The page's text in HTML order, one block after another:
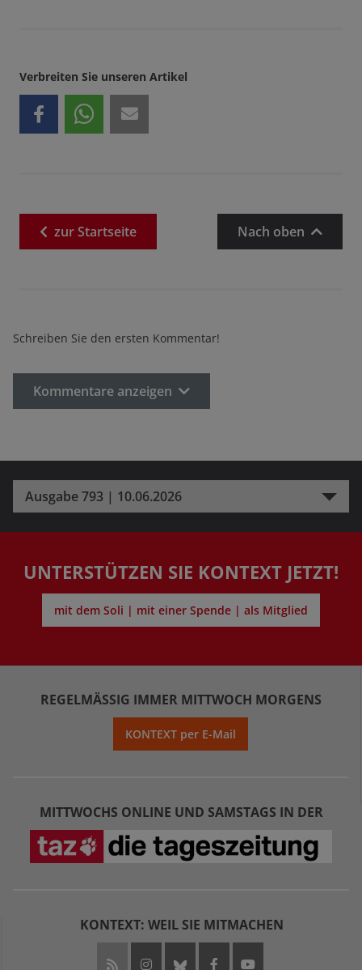
Verbreiten Sie unseren Artikel
zurStartseite Nach oben
Schreiben Sie den ersten Kommentar!
Kommentare anzeigen
Ausgabe 793 | 10.06.2026
UNTERSTÜTZEN SIE KONTEXT JETZT!
mit dem Soli | mit einer Spende | als Mitglied
REGELMÄSSIG IMMER MITTWOCH MORGENS
KONTEXT per E-Mail
MITTWOCHS ONLINE UND SAMSTAGS IN DER
KONTEXT: WEIL SIE MITMACHEN